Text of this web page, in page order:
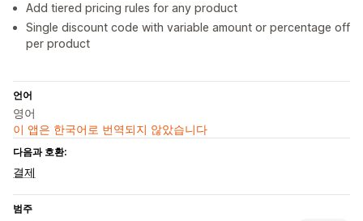
Add tiered pricing rules for any product
Single discount code with variable amount or percentage off
per product
언어
영어
이 앱은 한국어로 번역되지 않았습니다
다음과 호환:
결제
범주